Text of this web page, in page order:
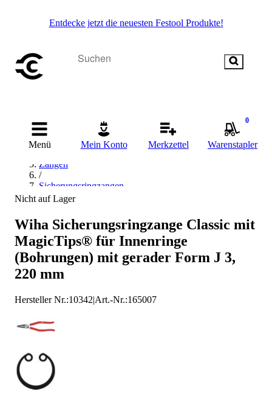
Entdecke jetzt die neuesten Festool Produkte!
Menü Mein Konto Merkzettel
0
Warenstapler
Startseite
/
Handwerkzeug
Zangen
/
Sicherungsringzangen
/
Wiha Sicherungsringzange für Innenringe
Nicht auf Lager
Wiha Sicherungsringzange Classic mit
MagicTips® für Innenringe
(Bohrungen) mit gerader Form J 3,
220 mm
Hersteller Nr.:10342|Art.-Nr.:165007